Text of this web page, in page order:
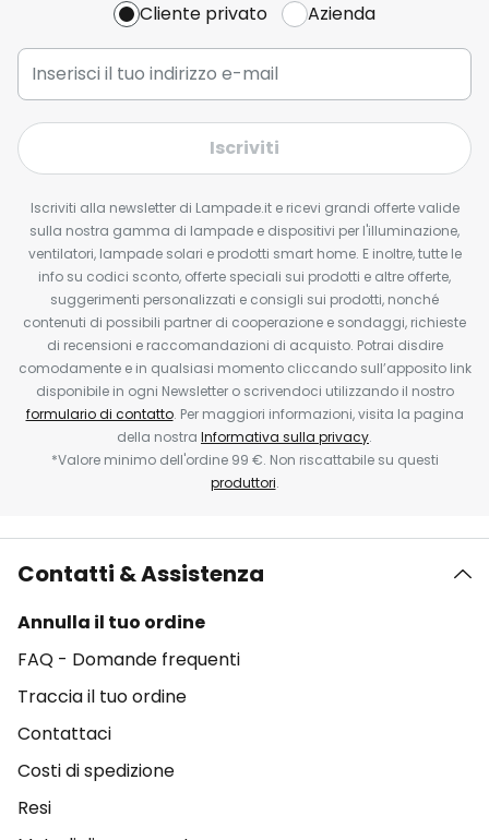
Cliente privato Azienda
Iscriviti
Iscriviti alla newsletter di Lampade.it e ricevi grandi offerte valide
sulla nostra gamma di lampade e dispositivi per l'illuminazione,
ventilatori, lampade solari e prodotti smart home. E inoltre, tutte le
info su codici sconto, offerte speciali sui prodotti e altre offerte,
suggerimenti personalizzati e consigli sui prodotti, nonché
contenuti di possibili partner di cooperazione e sondaggi, richieste
di recensioni e raccomandazioni di acquisto. Potrai disdire
comodamente e in qualsiasi momento cliccando sull’apposito link
disponibile in ogni Newsletter o scrivendoci utilizzando il nostro
formulario di contatto. Per maggiori informazioni, visita la pagina
della nostra Informativa sulla privacy.
*Valore minimo dell'ordine 99 €. Non riscattabile su questi
produttori.
Contatti & Assistenza
Annulla il tuo ordine
FAQ - Domande frequenti
Traccia il tuo ordine
Contattaci
Costi di spedizione
Resi